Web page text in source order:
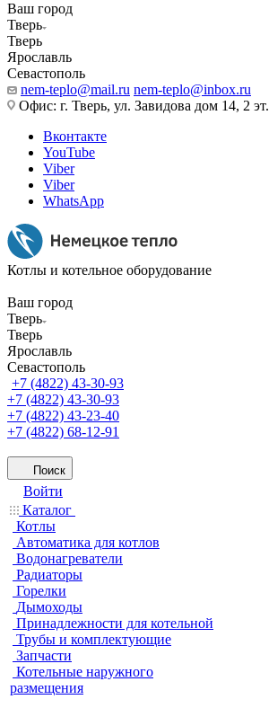
Ваш город
Тверь
Тверь
Ярославль
Севастополь
nem-teplo@mail.ru nem-teplo@inbox.ru
Офис: г. Тверь, ул. Завидова дом 14, 2 эт.
Вконтакте
YouTube
Viber
Viber
WhatsApp
Котлы и котельное оборудование
Ваш город
Тверь
Тверь
Ярославль
Севастополь
+7 (4822) 43-30-93
+7 (4822) 43-30-93
+7 (4822) 43-23-40
+7 (4822) 68-12-91
Поиск
Войти
Каталог
Котлы
Автоматика для котлов
Водонагреватели
Радиаторы
Горелки
Дымоходы
Принадлежности для котельной
Трубы и комплектующие
Запчасти
Котельные наружного
размещения